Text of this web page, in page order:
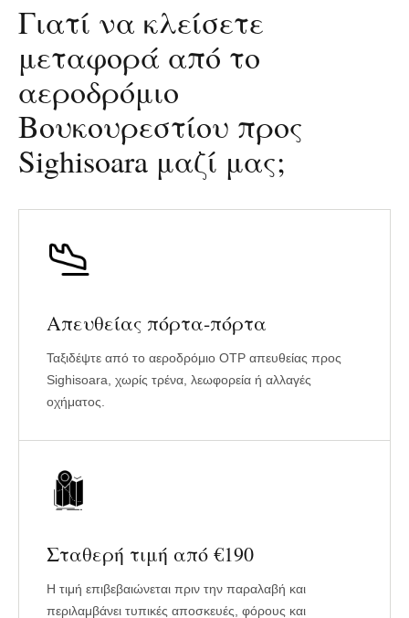
Γιατί να κλείσετε
μεταφορά από το
αεροδρόμιο
Βουκουρεστίου προς
Sighisoara μαζί μας;
Απευθείας πόρτα-πόρτα
Ταξιδέψτε από το αεροδρόμιο OTP απευθείας προς
Sighisoara, χωρίς τρένα, λεωφορεία ή αλλαγές
οχήματος.
Σταθερή τιμή από €190
Η τιμή επιβεβαιώνεται πριν την παραλαβή και
περιλαμβάνει τυπικές αποσκευές, φόρους και